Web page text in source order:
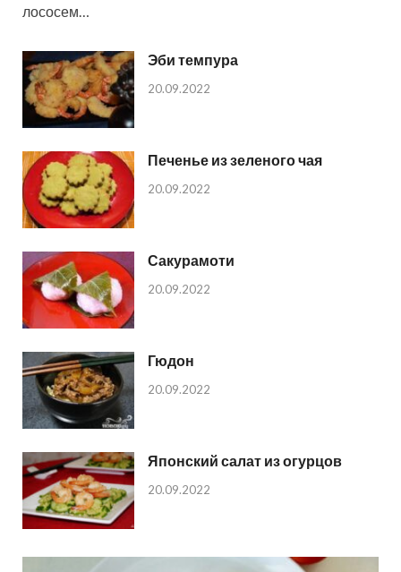
лососем…
Эби темпура
20.09.2022
Печенье из зеленого чая
20.09.2022
Сакурамоти
20.09.2022
Гюдон
20.09.2022
Японский салат из огурцов
20.09.2022